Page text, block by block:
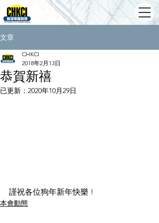
文章
恭賀新禧
CHKCI
2018年2月13日
已更新： 2020年10月29日
謹祝各位狗年新年快樂 !
本會動態